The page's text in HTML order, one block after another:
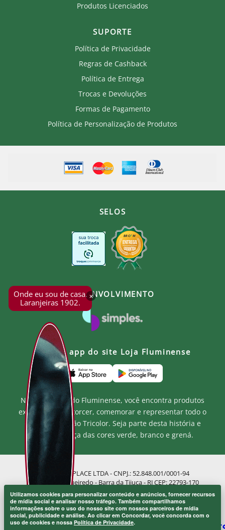
×
Onde eu sou de casa.
Laranjeiras 1902.
Utilizamos cookies para personalizar conteúdo e anúncios, fornecer recursos
de mídia social e analisar nosso tráfego. Também compartilhamos
informações sobre o uso do nosso site com nossos parceiros de mídia
social, publicidade e análise. Ao clicar em Concordar, você concorda com o
uso de cookies e nossa Política de Privacidade.
Na Loja Oficial do Fluminense, você encontra produtos
exclusivos para torcer, comemorar e representar todo o
orgulho e paixão Tricolor. Seja parte desta história e
mostre a força das cores verde, branco e grená.
Produtos Licenciados
SUPORTE
Política de Privacidade
Regras de Cashback
Política de Entrega
Trocas e Devoluções
Formas de Pagamento
Política de Personalização de Produtos
SELOS
DESENVOLVIMENTO
Baixe o app do site Loja Fluminense
MF MARKETPLACE LTDA - CNPJ.: 52.848.001/0001-94
Rua Jose de Figueiredo - Barra da Tijuca - RJ CEP: 22793-170
Atendimento ao Cliente: atendimento@lojaflu.com.br / (21) 98808-
9954
Atendimento de 8:00h as 12:00h e 14:00h as 17:00h de segunda a
sexta.